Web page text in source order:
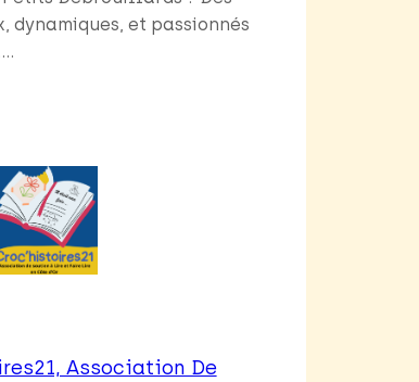
dynamiques, et passionnés
Association De